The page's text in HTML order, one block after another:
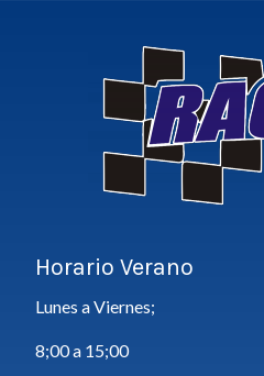
Horario Verano
Lunes a Viernes;
8;00 a 15;00